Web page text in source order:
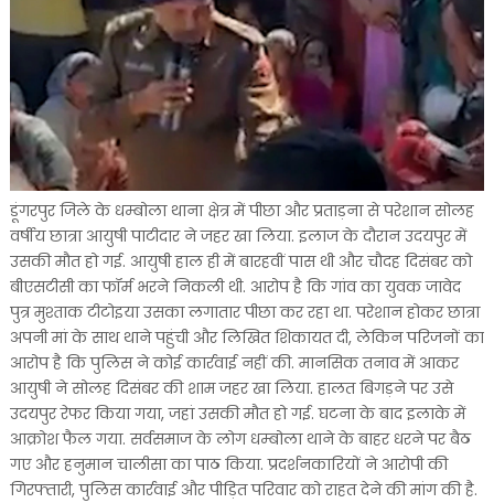
डूंगरपुर जिले के धम्बोला थाना क्षेत्र में पीछा और प्रताड़ना से परेशान सोलह
वर्षीय छात्रा आयुषी पाटीदार ने जहर खा लिया. इलाज के दौरान उदयपुर में
उसकी मौत हो गई. आयुषी हाल ही में बारहवीं पास थी और चौदह दिसंबर को
बीएसटीसी का फॉर्म भरने निकली थी. आरोप है कि गांव का युवक जावेद
पुत्र मुश्ताक टीटोइया उसका लगातार पीछा कर रहा था. परेशान होकर छात्रा
अपनी मां के साथ थाने पहुंची और लिखित शिकायत दी, लेकिन परिजनों का
आरोप है कि पुलिस ने कोई कार्रवाई नहीं की. मानसिक तनाव में आकर
आयुषी ने सोलह दिसंबर की शाम जहर खा लिया. हालत बिगड़ने पर उसे
उदयपुर रेफर किया गया, जहां उसकी मौत हो गई. घटना के बाद इलाके में
आक्रोश फैल गया. सर्वसमाज के लोग धम्बोला थाने के बाहर धरने पर बैठ
गए और हनुमान चालीसा का पाठ किया. प्रदर्शनकारियों ने आरोपी की
गिरफ्तारी, पुलिस कार्रवाई और पीड़ित परिवार को राहत देने की मांग की है.